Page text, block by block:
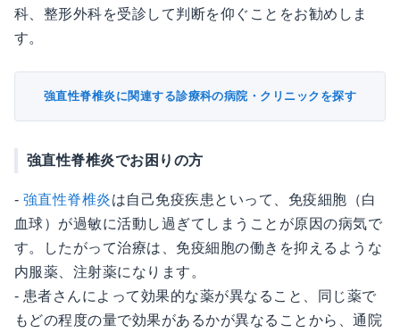
科、整形外科を受診して判断を仰ぐことをお勧めしま
す。
強直性脊椎炎に関連する診療科の病院・クリニックを探す
強直性脊椎炎でお困りの方
- 強直性脊椎炎は自己免疫疾患といって、免疫細胞（白
血球）が過敏に活動し過ぎてしまうことが原因の病気で
す。したがって治療は、免疫細胞の働きを抑えるような
内服薬、注射薬になります。
- 患者さんによって効果的な薬が異なること、同じ薬で
もどの程度の量で効果があるかが異なることから、通院